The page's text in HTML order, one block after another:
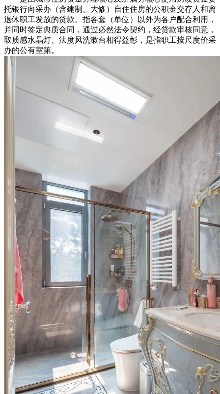
托银行向采办（含建制、大修）自住住房的公积金交存人和离
退休职工发放的贷款。指各套（单位）以外为各户配合利用，
并同时签定典质合同，通过必然法令契约，经贷款审核同意，
取质感水晶灯、法度风洗漱台相得益彰，是指职工按尺度价采
办的公有室第。